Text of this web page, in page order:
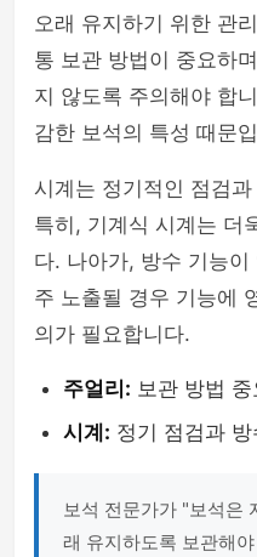
오래 유지하기 위한 관
통 보관 방법이 중요하
지 않도록 주의해야 합
감한 보석의 특성 때문
시계는 정기적인 점검
특히, 기계식 시계는 더
다. 나아가, 방수 기능
주 노출될 경우 기능에
의가 필요합니다.
주얼리: 보관 방법
시계: 정기 점검과 방
보석 전문가가 "보석은
래 유지하도록 보관해